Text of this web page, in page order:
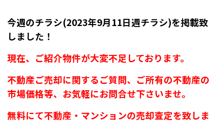
今週のチラシ(2023年9月11日週チラシ)を掲載致
しました！
現在、ご紹介物件が大変不足しております。
不動産ご売却に関するご質問、ご所有の不動産の
市場価格等、お気軽にお問合せ下さいませ。
無料にて不動産・マンションの売却査定を致しま